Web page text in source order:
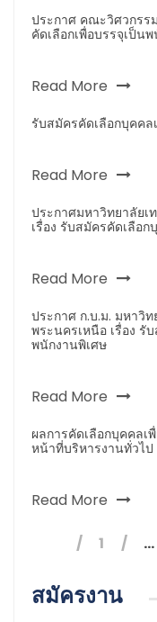
ประกาศ คณะวิศวกรร
คัดเลือกเพื่อบรรจุเป็น
Read More
รับสมัครคัดเลือกบุคคล
Read More
ประกาศมหาวิทยาลัยเ
เรื่อง รับสมัครคัดเลือ
Read More
ประกาศ ก.บ.ม. มหาวิ
พระนครเหนือ เรื่อง รั
พนักงานพิเศษ
Read More
ผลการคัดเลือกบุคคลเ
หน้าที่บริหารงานทั่วไป
Read More
1 …
สมัครงาน